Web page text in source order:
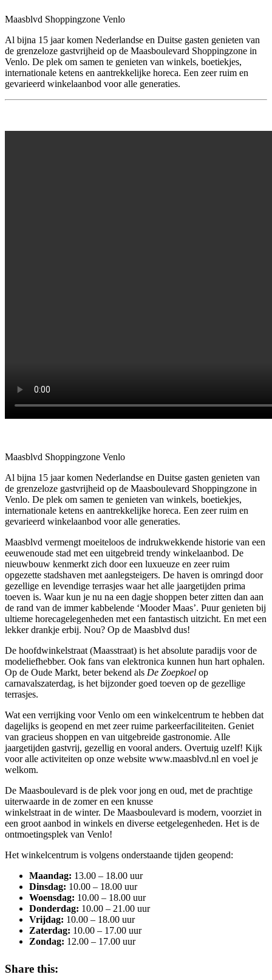
Maasblvd Shoppingzone Venlo
Al bijna 15 jaar komen Nederlandse en Duitse gasten genieten van
de grenzeloze gastvrijheid op de Maasboulevard Shoppingzone in
Venlo. De plek om samen te genieten van winkels, boetiekjes,
internationale ketens en aantrekkelijke horeca. Een zeer ruim en
gevarieerd winkelaanbod voor alle generaties.
Maasblvd Shoppingzone Venlo
Al bijna 15 jaar komen Nederlandse en Duitse gasten genieten van
de grenzeloze gastvrijheid op de Maasboulevard Shoppingzone in
Venlo. De plek om samen te genieten van winkels, boetiekjes,
internationale ketens en aantrekkelijke horeca. Een zeer ruim en
gevarieerd winkelaanbod voor alle generaties.
Maasblvd vermengt moeiteloos de indrukwekkende historie van een
eeuwenoude stad met een uitgebreid trendy winkelaanbod. De
nieuwbouw kenmerkt zich door een luxueuze en zeer ruim
opgezette stadshaven met aanlegsteigers. De haven is omringd door
gezellige en levendige terrasjes waar het alle jaargetijden prima
toeven is. Waar kun je nu na een dagje shoppen beter zitten dan aan
de rand van de immer kabbelende ‘Mooder Maas’. Puur genieten bij
ultieme horecagelegenheden met een fantastisch uitzicht. En met een
lekker drankje erbij. Nou? Op de Maasblvd dus!
De hoofdwinkelstraat (Maasstraat) is het absolute paradijs voor de
modeliefhebber. Ook fans van elektronica kunnen hun hart ophalen.
Op de Oude Markt, beter bekend als De Zoepkoel op
carnavalszaterdag, is het bijzonder goed toeven op de gezellige
terrasjes.
Wat een verrijking voor Venlo om een winkelcentrum te hebben dat
dagelijks is geopend en met zeer ruime parkeerfaciliteiten. Geniet
van gracieus shoppen en van uitgebreide gastronomie. Alle
jaargetijden gastvrij, gezellig en vooral anders. Overtuig uzelf! Kijk
voor alle activiteiten op onze website www.maasblvd.nl en voel je
welkom.
De Maasboulevard is de plek voor jong en oud, met de prachtige
uiterwaarde in de zomer en een knusse
winkelstraat in de winter. De Maasboulevard is modern, voorziet in
een groot aanbod in winkels en diverse eetgelegenheden. Het is de
ontmoetingsplek van Venlo!
Het winkelcentrum is volgens onderstaande tijden geopend:
Maandag: 13.00 – 18.00 uur
Dinsdag: 10.00 – 18.00 uur
Woensdag: 10.00 – 18.00 uur
Donderdag: 10.00 – 21.00 uur
Vrijdag: 10.00 – 18.00 uur
Zaterdag: 10.00 – 17.00 uur
Zondag: 12.00 – 17.00 uur
Share this: